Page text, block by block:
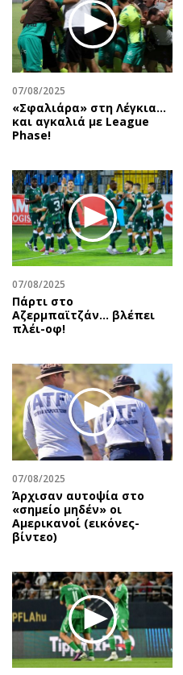
07/08/2025
«Σφαλιάρα» στη Λέγκια…
και αγκαλιά με League
Phase!
07/08/2025
Πάρτι στο
Αζερμπαϊτζάν… βλέπει
πλέι-οφ!
07/08/2025
Άρχισαν αυτοψία στο
«σημείο μηδέν» οι
Αμερικανοί (εικόνες-
βίντεο)